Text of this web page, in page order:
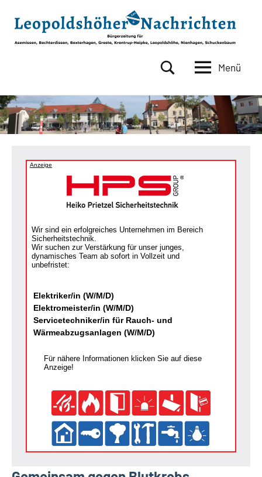
Inhalt
springen
Nachrichten
Asemissen,
Bechterdissen,
Bexterhagen,
Krentrup-
Menü
Anzeige
Wir sind ein erfolgreiches Unternehmen im Bereich
Sicherheitstechnik.
Wir suchen zur Verstärkung für unser junges,
dynamisches Team ab sofort in Vollzeit und
unbefristet:
Elektriker/in (W/M/D)
Elektromeister/in (W/M/D)
Servicetechniker/in für Rauch- und
Wärmeabzugsanlagen (W/M/D)
Für nähere Informationen klicken Sie auf diese
Anzeige!